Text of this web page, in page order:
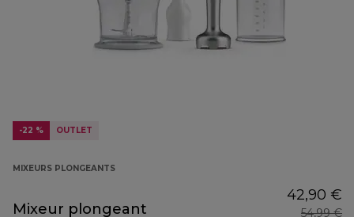
-22 % OUTLET
MIXEURS PLONGEANTS
Mixeur plongeant
42,90 €
54,99 €